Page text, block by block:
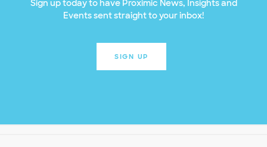
Sign up today to have Proximic News, Insights and
Events sent straight to your inbox!
SIGN UP